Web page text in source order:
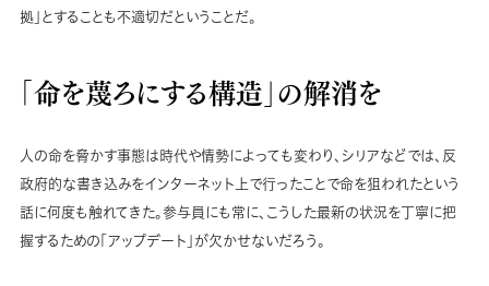
拠」とすることも不適切だということだ。
「命を蔑ろにする構造」の解消を
人の命を脅かす事態は時代や情勢によっても変わり、シリアなどでは、反
政府的な書き込みをインターネット上で行ったことで命を狙われたという
話に何度も触れてきた。参与員にも常に、こうした最新の状況を丁寧に把
握するための「アップデート」が欠かせないだろう。